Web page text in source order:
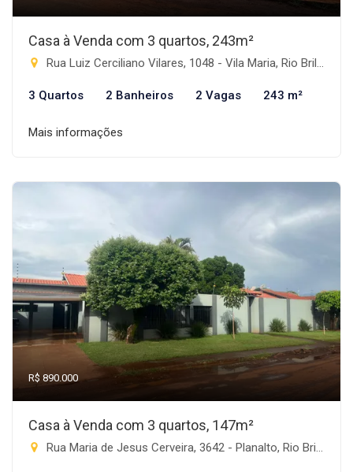
Casa à Venda com 3 quartos, 243m²
Rua Luiz Cerciliano Vilares, 1048 - Vila Maria, Rio Brilhante-MS
3 Quartos 2 Banheiros 2 Vagas 243 m²
Mais informações
R$ 890.000
Casa à Venda com 3 quartos, 147m²
Rua Maria de Jesus Cerveira, 3642 - Planalto, Rio Brilhante-MS